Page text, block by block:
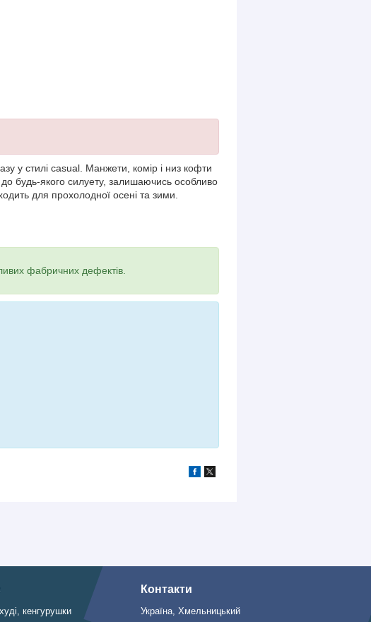
у стилі casual. Манжети, комір і низ кофти
будь-якого силуету, залишаючись особливо
для прохолодної осені та зими.
фабричних дефектів.
кенгурушки
Контакти
Україна, Хмельницький